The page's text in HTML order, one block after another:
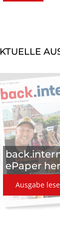
ePaper
Ausgabe